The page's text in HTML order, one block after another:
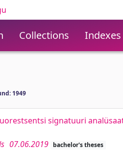
Collections Indexes
1949
signatuuri
07.06.2019 bachelor's theses